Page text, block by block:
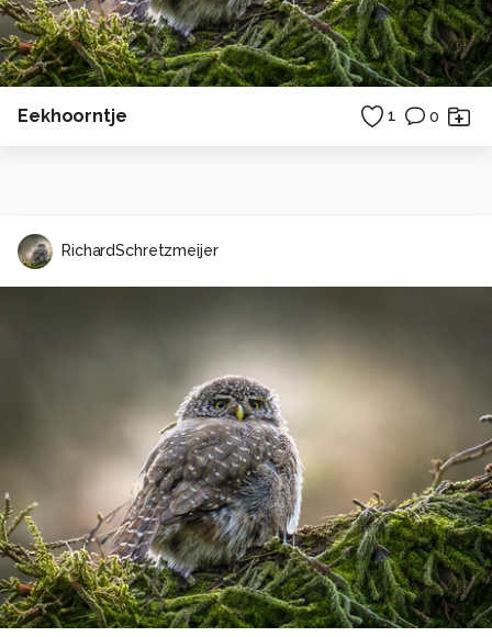
Eekhoorntje 1 0
RichardSchretzmeijer